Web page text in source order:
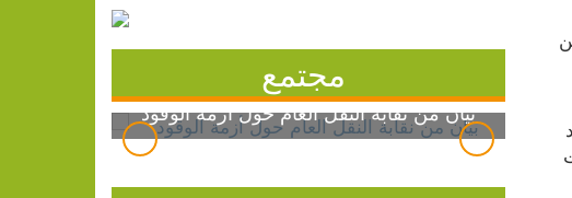
مجتمع
بيان من نقابة النقل العام حول أزمة الوقود